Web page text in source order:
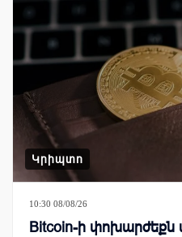
Կրիպտո
10:30 08/08/26
Bitcoin-ի փոխարժեքն